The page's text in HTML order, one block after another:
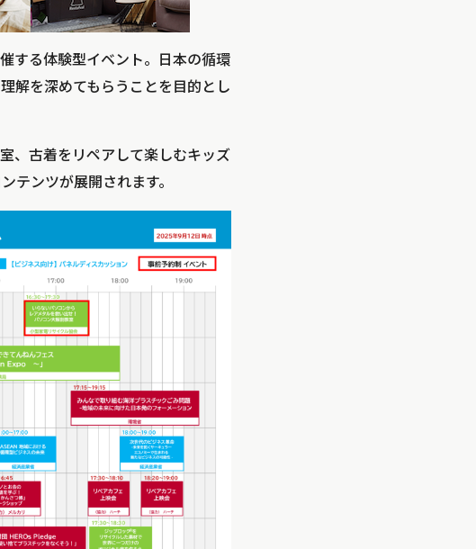
する体験型イベント。日本の循環
解を深めてもらうことを目的とし
、古着をリペアして楽しむキッズ
テンツが展開されます。